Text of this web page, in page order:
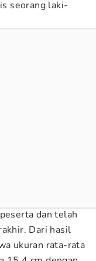
seorang laki-
dan telah
Dari hasil
ukuran rata-rata